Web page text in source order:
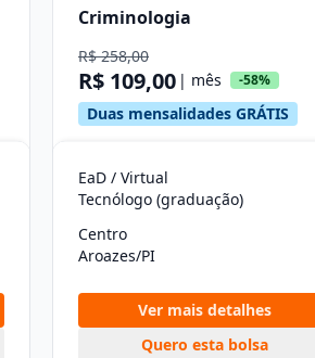
Criminologia
R$ 258,00
R$ 109,00 | mês -58%
Duas mensalidades GRÁTIS
EaD / Virtual
Tecnólogo (graduação)
Centro
Aroazes/PI
Ver mais detalhes
Quero esta bolsa